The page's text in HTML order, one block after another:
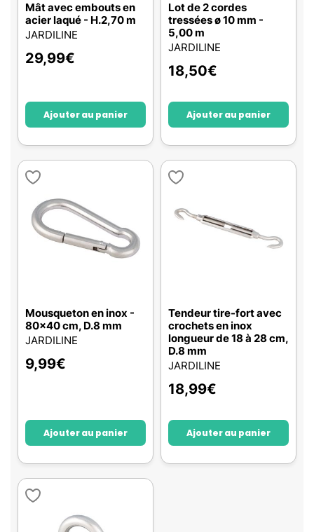
Mât avec embouts en
acier laqué - H.2,70 m
JARDILINE
29,99€
Ajouter au panier
Lot de 2 cordes
tressées ø 10 mm -
5,00 m
JARDILINE
18,50€
Ajouter au panier
Mousqueton en inox -
80x40 cm, D.8 mm
JARDILINE
9,99€
Ajouter au panier
Tendeur tire-fort avec
crochets en inox
longueur de 18 à 28 cm,
D.8 mm
JARDILINE
18,99€
Ajouter au panier